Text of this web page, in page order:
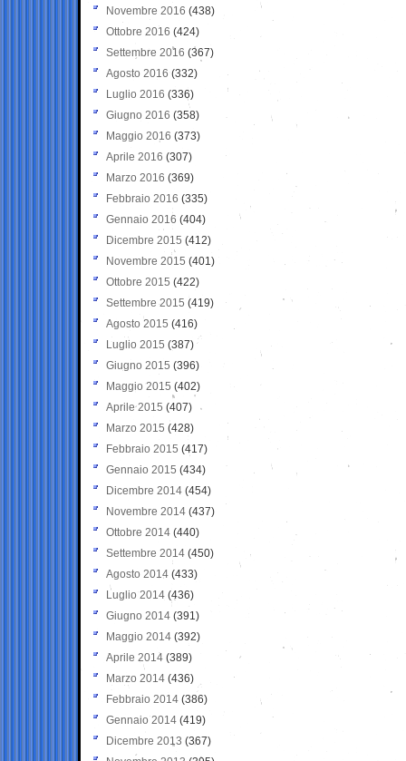
Novembre 2016 (438)
Ottobre 2016 (424)
Settembre 2016 (367)
Agosto 2016 (332)
Luglio 2016 (336)
Giugno 2016 (358)
Maggio 2016 (373)
Aprile 2016 (307)
Marzo 2016 (369)
Febbraio 2016 (335)
Gennaio 2016 (404)
Dicembre 2015 (412)
Novembre 2015 (401)
Ottobre 2015 (422)
Settembre 2015 (419)
Agosto 2015 (416)
Luglio 2015 (387)
Giugno 2015 (396)
Maggio 2015 (402)
Aprile 2015 (407)
Marzo 2015 (428)
Febbraio 2015 (417)
Gennaio 2015 (434)
Dicembre 2014 (454)
Novembre 2014 (437)
Ottobre 2014 (440)
Settembre 2014 (450)
Agosto 2014 (433)
Luglio 2014 (436)
Giugno 2014 (391)
Maggio 2014 (392)
Aprile 2014 (389)
Marzo 2014 (436)
Febbraio 2014 (386)
Gennaio 2014 (419)
Dicembre 2013 (367)